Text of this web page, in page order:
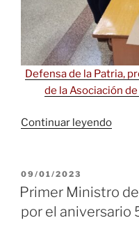
Defensa de la Patria,
de la Asociación
Continuar leyendo
y
PUBLICADO
EL
09/01/2023
Primer Ministro
por el aniversario